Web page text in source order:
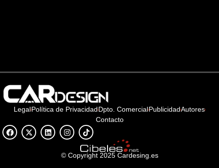
LegalPolítica de PrivacidadDpto. ComercialPublicidadAutores
Contacto
© Copyright 2025 Cardesing.es